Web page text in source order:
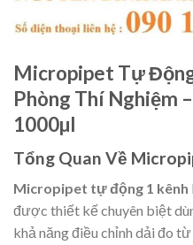
Micropipet Tự
Phòng Thí Nghiệm
1000µl
Tổng Quan Về
Micropipet tự động 1 kênh
được thiết kế chuyên biệt
khả năng điều chỉnh dải đo từ